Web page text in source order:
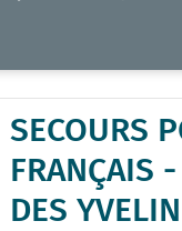
SECOURS
FRANÇAIS
DES